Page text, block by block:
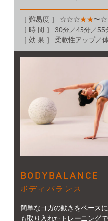
［ 難易度 ］ ☆☆☆★★〜☆
［ 時 間 ］ 30分／45分／55
［ 効 果 ］ 柔軟性アップ／
BODYBALANCE
ボディバランス
簡単なヨガの動きをベース
も取り入れたトレーニング